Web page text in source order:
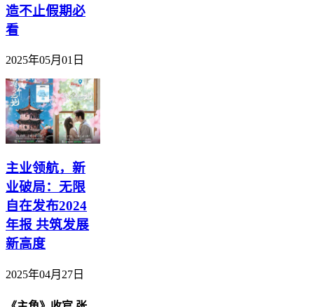
造不止假期必
看
2025年05月01日
主业领航，新
业破局：无限
自在发布2024
年报 共筑发展
新高度
2025年04月27日